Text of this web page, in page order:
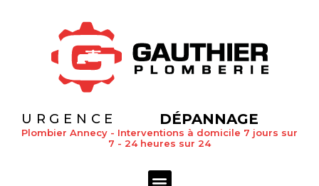
URGENCE DÉPANNAGE
Plombier Annecy - Interventions à domicile 7 jours sur
7 - 24 heures sur 24